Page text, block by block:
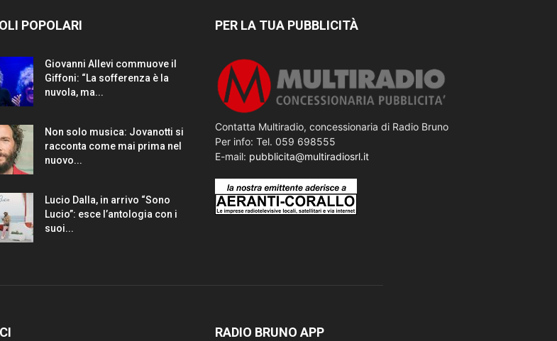
POPOLARI
Giovanni Allevi commuove il
Giffoni: “La sofferenza è la
nuvola, ma...
Non solo musica: Jovanotti si
racconta come mai prima nel
nuovo...
Lucio Dalla, in arrivo “Sono
Lucio”: esce l’antologia con i
suoi...
PER LA TUA PUBBLICITÀ
Contatta Multiradio, concessionaria di Radio Bruno
Per info: Tel. 059 698555
E-mail: pubblicita@multiradiosrl.it
RADIO BRUNO APP